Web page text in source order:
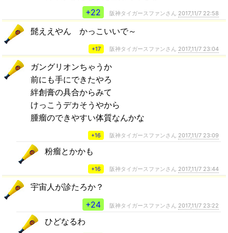
+22
阪神タイガースファンさん 2017,11/7 22:58
髭ええやん かっこいいで～
+17 阪神タイガースファンさん 2017,11/7 23:04
ガングリオンちゃうか
前にも手にできたやろ
絆創膏の具合からみて
けっこうデカそうやから
腫瘤のできやすい体質なんかな
+16 阪神タイガースファンさん 2017,11/7 23:09
粉瘤とかかも
+16 阪神タイガースファンさん 2017,11/7 23:44
宇宙人が診たろか？
+24
阪神タイガースファンさん 2017,11/7 23:22
ひどなるわ